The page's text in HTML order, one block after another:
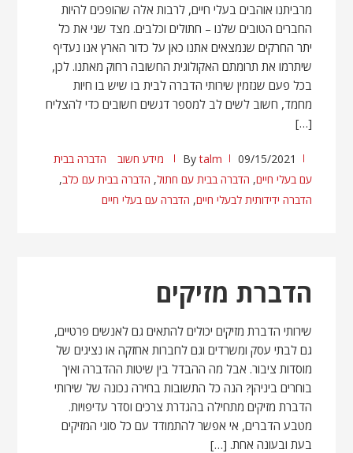
מרביתנו אוהבים בעלי חיים, לרבות אלה שהופכים להיות
החברים הטובים שלנו – חתולים וכלבים. מצד שני את כל
יתר החרקים שנמצאים אתנו כאן על כדור הארץ אנו נעדיף
שיתרמו את תרומתם האקולוגית החשובה רחוק מאתנו. לכן,
בכל פעם שנזמין שירותי הדברה לבית בו שיש בו חיות
מחמד, חשוב לשים לב למספר דגשים חשובים כדי להצליח
[…]
09/15/2021
Bytalm מידע חשוב
הדברה בבית
עם בעלי חיים, הדברה בבית עם חתול, הדברה בבית עם כלב,
הדברה ידידותית לבעלי חיים, הדברה עם בעלי חיים
הדברת מזיקים
שירותי הדברת מזיקים יכולים להתאים גם לאנשים פרטיים,
גם לבתי עסק ומשרדים וגם לחברות אחזקה או נציגים של
מוסדות ציבור. אבל מה ההבדל בין שיטות ההדברה ואיך
בוחרים ביניהן? הנה כל התשובות בחירה נכונה של שירותי
הדברת מזיקים מתחילה בהגדרת צרכים וסדר עדיפויות.
מטבע הדברים, אי אפשר להתמודד עם כל סוגי המזיקים
בעת ובעונה אחת. […]